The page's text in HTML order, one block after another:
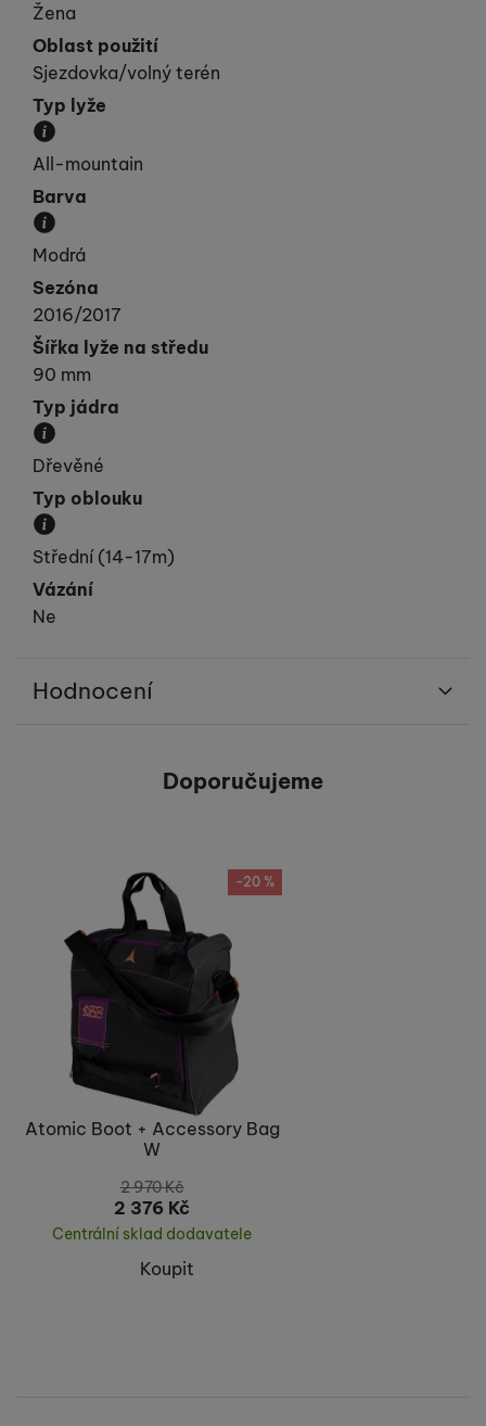
Žena
Oblast použití
Sjezdovka/volný terén
Typ lyže
Kategorie, do které lyže spadá svými vlastnostmi.
All-mountain
Barva
Převládající barva výrobku.
Modrá
Sezóna
2016/2017
Šířka lyže na středu
90 mm
Typ jádra
Materiál, ze kterého je jádro lyže vyrobeno.
Dřevěné
Typ oblouku
Přibližná velikost poloměru oblouku.
Střední (14-17m)
Vázání
Ne
Hodnocení
Nebyla přidána žádná recenze.
Doporučujeme
-20 %
Atomic Boot + Accessory Bag
W
2 970Kč
2 376 Kč
Centrální sklad dodavatele
Koupit